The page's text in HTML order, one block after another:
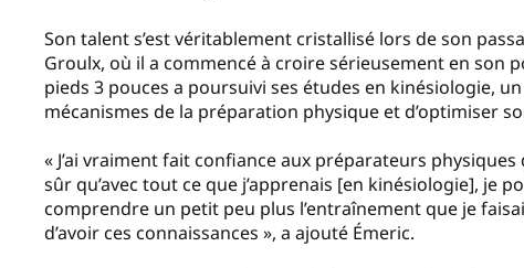
Son talent s’est véritablement cristallisé lors de son
Groulx, où il a commencé à croire sérieusement en son
pieds 3 pouces a poursuivi ses études en kinésiologie,
mécanismes de la préparation physique et d’optimiser
« J’ai vraiment fait confiance aux préparateurs
sûr qu’avec tout ce que j’apprenais [en kinésiologie], je
comprendre un petit peu plus l’entraînement que je
d’avoir ces connaissances », a ajouté Émeric.